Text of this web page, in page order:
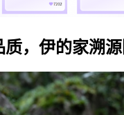
质，伊的家溯